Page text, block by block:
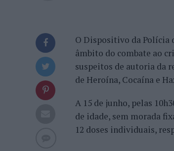
O Dispositivo da Polícia
âmbito do combate ao
suspeitos de autoria da
de Heroína, Cocaína e
A 15 de junho, pelas
de idade, sem morada
12 doses individuais,